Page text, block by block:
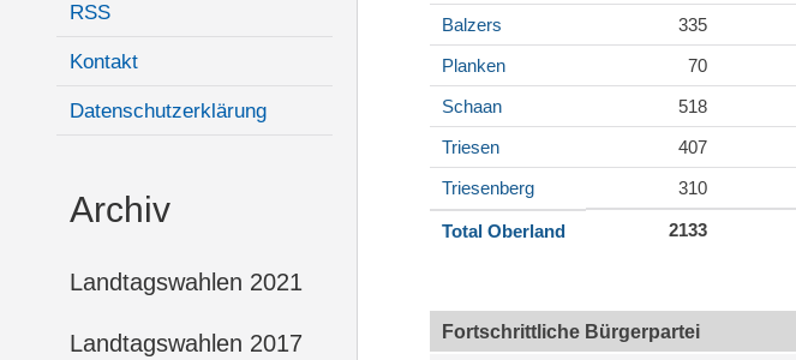
RSS
Kontakt
Datenschutzerklärung
Archiv
Landtagswahlen 2021
Landtagswahlen 2017
Balzers 335
Planken
70
Schaan
518
Triesen
407
Triesenberg
310
Total Oberland 2133
Fortschrittliche Bürgerpartei